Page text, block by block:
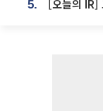
5. [오늘의 IR]